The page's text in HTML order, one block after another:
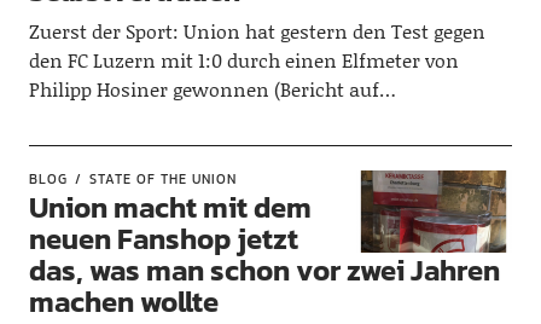
Zuerst der Sport: Union hat gestern den Test gegen
den FC Luzern mit 1:0 durch einen Elfmeter von
Philipp Hosiner gewonnen (Bericht auf…
BLOG STATE OF THE UNION
Union macht mit dem
neuen Fanshop jetzt
das, was man schon vor zwei Jahren
machen wollte